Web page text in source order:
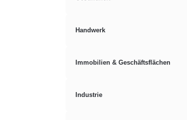
Handwerk
Immobilien & Geschäftsflächen
Industrie